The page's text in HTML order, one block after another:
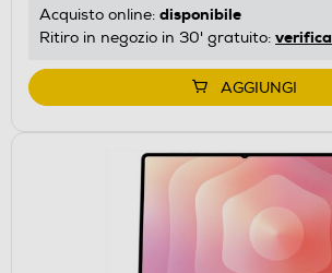
Acquisto online: disponibile
Ritiro in negozio in 30' gratuito: verifica
AGGIUNGI